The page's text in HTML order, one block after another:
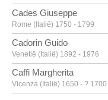
Cades Giuseppe
Rome (Italië) 1750 - 1799
Cadorin Guido
Venetië (Italië) 1892 - 1976
Caffi Margherita
Vicenza (Italië) 1650 - ? 1700